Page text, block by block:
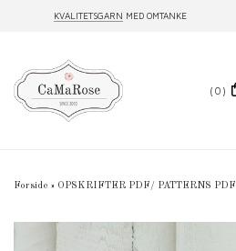
KVALITETSGARN MED OMTANKE
(0)
Forside » OPSKRIFTER PDF/ PATTERNS PDF